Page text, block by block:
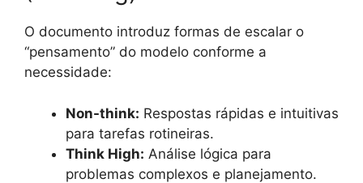
O documento introduz formas de escalar o
“pensamento” do modelo conforme a
necessidade:
Non-think: Respostas rápidas e intuitivas
para tarefas rotineiras.
Think High: Análise lógica para
problemas complexos e planejamento.